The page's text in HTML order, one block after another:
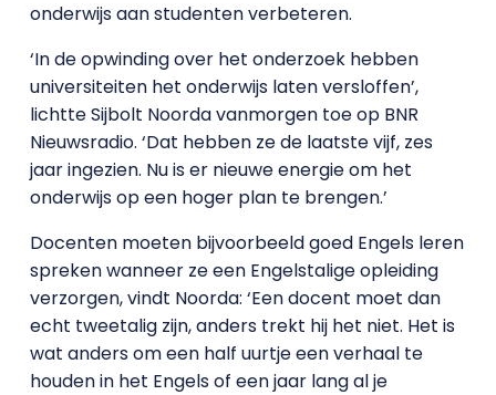
onderwijs aan studenten verbeteren.
‘In de opwinding over het onderzoek hebben
universiteiten het onderwijs laten versloffen’,
lichtte Sijbolt Noorda vanmorgen toe op BNR
Nieuwsradio. ‘Dat hebben ze de laatste vijf, zes
jaar ingezien. Nu is er nieuwe energie om het
onderwijs op een hoger plan te brengen.’
Docenten moeten bijvoorbeeld goed Engels leren
spreken wanneer ze een Engelstalige opleiding
verzorgen, vindt Noorda: ‘Een docent moet dan
echt tweetalig zijn, anders trekt hij het niet. Het is
wat anders om een half uurtje een verhaal te
houden in het Engels of een jaar lang al je